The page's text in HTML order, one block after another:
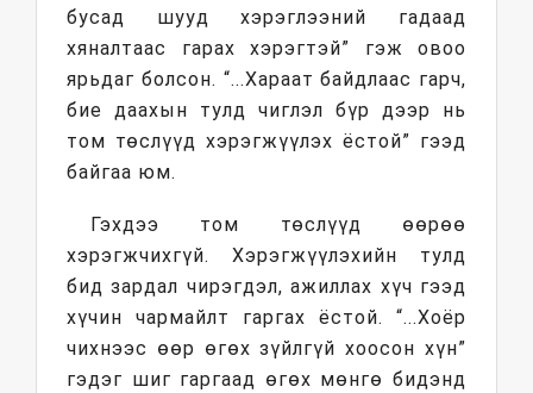
бусад шууд хэрэглээний гадаад
хяналтаас гарах хэрэгтэй” гэж овоо
ярьдаг болсон. “...Хараат байдлаас гарч,
бие даахын тулд чиглэл бүр дээр нь
том төслүүд хэрэгжүүлэх ёстой” гээд
байгаа юм.
Гэхдээ том төслүүд өөрөө
хэрэгжчихгүй. Хэрэгжүүлэхийн тулд
бид зардал чирэгдэл, ажиллах хүч гээд
хүчин чармайлт гаргах ёстой. “...Хоёр
чихнээс өөр өгөх зүйлгүй хоосон хүн”
гэдэг шиг гаргаад өгөх мөнгө бидэнд